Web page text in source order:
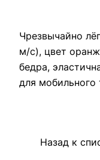
Чрезвычайно
м/с), цвет
бедра,
для мобильного
Назад к